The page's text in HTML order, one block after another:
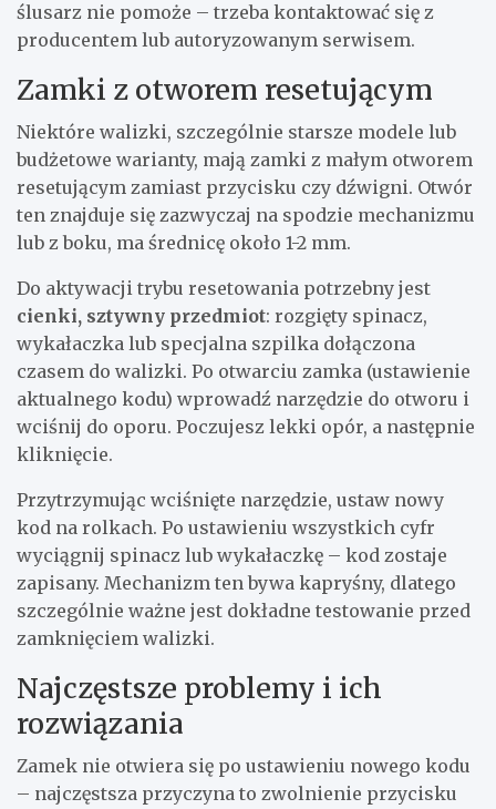
ślusarz nie pomoże – trzeba kontaktować się z
producentem lub autoryzowanym serwisem.
Zamki z otworem resetującym
Niektóre walizki, szczególnie starsze modele lub
budżetowe warianty, mają zamki z małym otworem
resetującym zamiast przycisku czy dźwigni. Otwór
ten znajduje się zazwyczaj na spodzie mechanizmu
lub z boku, ma średnicę około 1-2 mm.
Do aktywacji trybu resetowania potrzebny jest
cienki, sztywny przedmiot: rozgięty spinacz,
wykałaczka lub specjalna szpilka dołączona
czasem do walizki. Po otwarciu zamka (ustawienie
aktualnego kodu) wprowadź narzędzie do otworu i
wciśnij do oporu. Poczujesz lekki opór, a następnie
kliknięcie.
Przytrzymując wciśnięte narzędzie, ustaw nowy
kod na rolkach. Po ustawieniu wszystkich cyfr
wyciągnij spinacz lub wykałaczkę – kod zostaje
zapisany. Mechanizm ten bywa kapryśny, dlatego
szczególnie ważne jest dokładne testowanie przed
zamknięciem walizki.
Najczęstsze problemy i ich
rozwiązania
Zamek nie otwiera się po ustawieniu nowego kodu
– najczęstsza przyczyna to zwolnienie przycisku